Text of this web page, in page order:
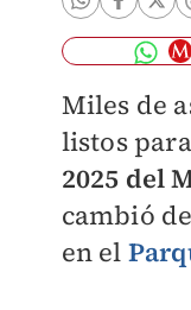
Miles de
listos
2025 del
cambió
en el